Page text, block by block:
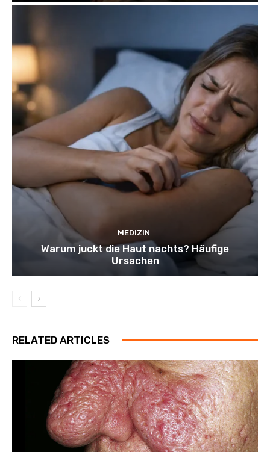
MEDIZIN
Warum juckt die Haut nachts? Häufige
Ursachen
RELATED ARTICLES